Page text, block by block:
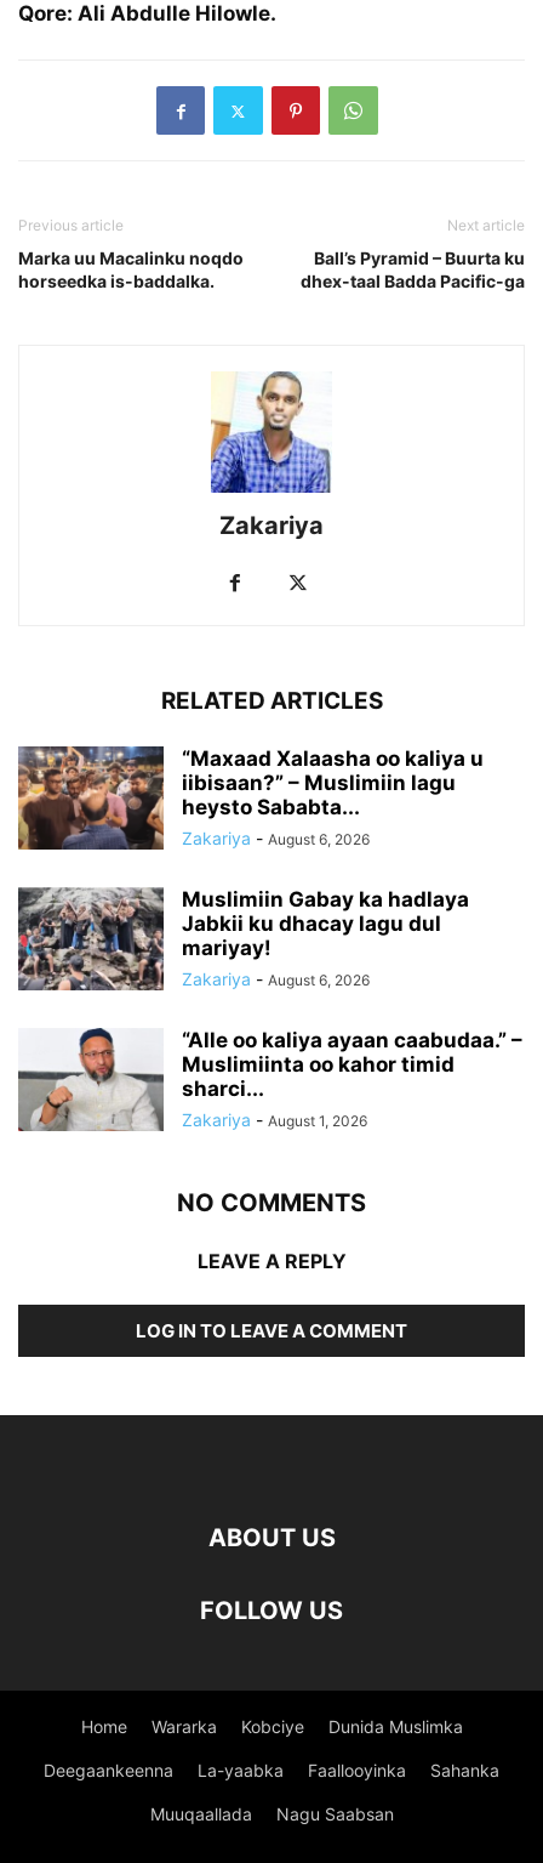
Qore: Ali Abdulle Hilowle.
Previous article
Marka uu Macalinku noqdo
horseedka is-baddalka.
Next article
Ball’s Pyramid – Buurta ku
dhex-taal Badda Pacific-ga
Zakariya
RELATED ARTICLES
“Maxaad Xalaasha oo kaliya u
iibisaan?” – Muslimiin lagu
heysto Sababta...
Zakariya - August 6, 2026
Muslimiin Gabay ka hadlaya
Jabkii ku dhacay lagu dul
mariyay!
Zakariya - August 6, 2026
“Alle oo kaliya ayaan caabudaa.” –
Muslimiinta oo kahor timid
sharci...
Zakariya - August 1, 2026
NO COMMENTS
LEAVE A REPLY
LOG IN TO LEAVE A COMMENT
ABOUT US
FOLLOW US
Home Wararka Kobciye Dunida Muslimka
Deegaankeenna La-yaabka Faallooyinka Sahanka
Muuqaallada Nagu Saabsan